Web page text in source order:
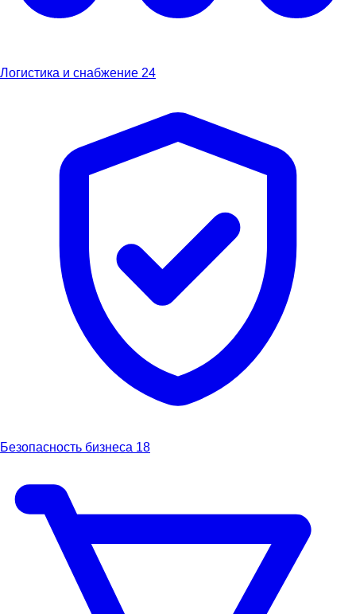
Логистика и снабжение 24
Безопасность бизнеса 18